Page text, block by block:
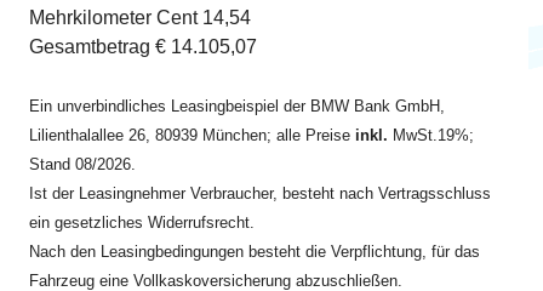
Mehrkilometer Cent 14,54
Gesamtbetrag € 14.105,07
Ein unverbindliches Leasingbeispiel der BMW Bank GmbH,
Lilienthalallee 26, 80939 München; alle Preise inkl. MwSt.19%;
Stand 08/2026.
Ist der Leasingnehmer Verbraucher, besteht nach Vertragsschluss
ein gesetzliches Widerrufsrecht.
Nach den Leasingbedingungen besteht die Verpflichtung, für das
Fahrzeug eine Vollkaskoversicherung abzuschließen.